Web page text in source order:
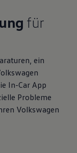
für
ein
In-Car App
Probleme
Volkswagen